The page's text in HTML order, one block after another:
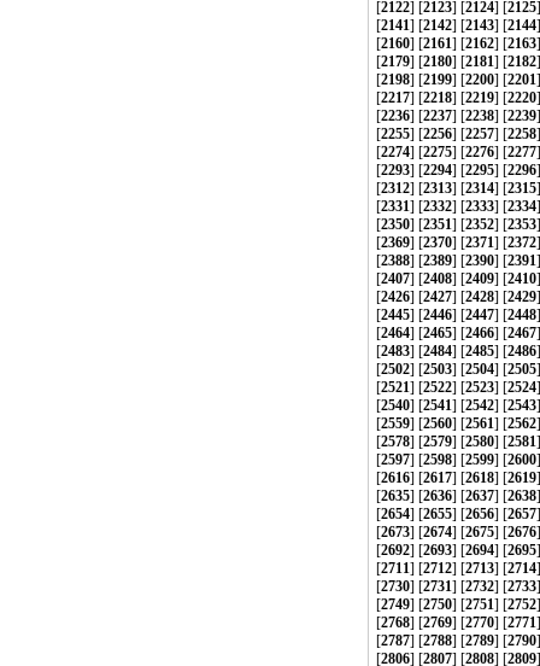
[2122] [2123] [2124] [2125
[2141] [2142] [2143] [2144
[2160] [2161] [2162] [2163
[2179] [2180] [2181] [2182
[2198] [2199] [2200] [2201
[2217] [2218] [2219] [2220
[2236] [2237] [2238] [2239
[2255] [2256] [2257] [2258
[2274] [2275] [2276] [2277
[2293] [2294] [2295] [2296
[2312] [2313] [2314] [2315
[2331] [2332] [2333] [2334
[2350] [2351] [2352] [2353
[2369] [2370] [2371] [2372
[2388] [2389] [2390] [2391
[2407] [2408] [2409] [2410
[2426] [2427] [2428] [2429
[2445] [2446] [2447] [2448
[2464] [2465] [2466] [2467
[2483] [2484] [2485] [2486
[2502] [2503] [2504] [2505
[2521] [2522] [2523] [2524
[2540] [2541] [2542] [2543
[2559] [2560] [2561] [2562
[2578] [2579] [2580] [2581
[2597] [2598] [2599] [2600
[2616] [2617] [2618] [2619
[2635] [2636] [2637] [2638
[2654] [2655] [2656] [2657
[2673] [2674] [2675] [2676
[2692] [2693] [2694] [2695
[2711] [2712] [2713] [2714
[2730] [2731] [2732] [2733
[2749] [2750] [2751] [2752
[2768] [2769] [2770] [2771
[2787] [2788] [2789] [2790
[2806] [2807] [2808] [2809